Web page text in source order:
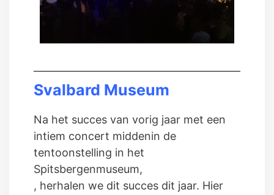
Svalbard Museum
Na het succes van vorig jaar met een
intiem concert middenin de
tentoonstelling in het
Spitsbergenmuseum,
, herhalen we dit succes dit jaar. Hier